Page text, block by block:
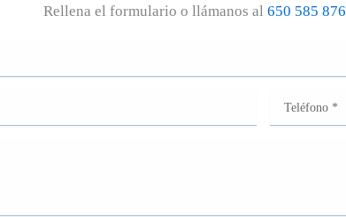
Rellena el formulario o llámanos al 650 585 876